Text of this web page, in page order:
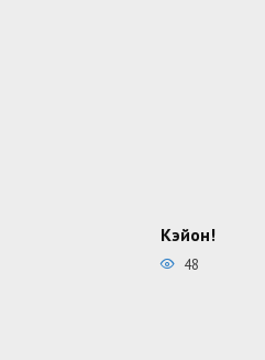
Кэйон!
48